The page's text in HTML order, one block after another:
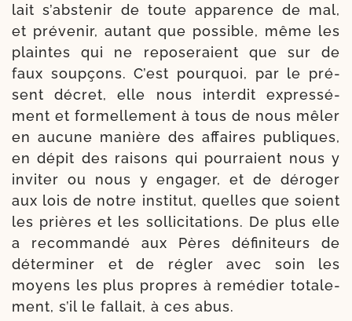
lait s’abs­te­nir de toute appa­rence de mal,
et pré­ve­nir, autant que pos­sible, même les
plaintes qui ne repo­se­raient que sur de
faux soup­çons. C’est pour­quoi, par le pré­
sent décret, elle nous inter­dit expres­sé­
ment et for­mel­le­ment à tous de nous mêler
en aucune manière des affaires publiques,
en dépit des rai­sons qui pour­raient nous y
invi­ter ou nous y enga­ger, et de déro­ger
aux lois de notre ins­ti­tut, quelles que soient
les prières et les sol­li­ci­ta­tions. De plus elle
a recom­man­dé aux Pères défi­ni­teurs de
déter­mi­ner et de régler avec soin les
moyens les plus propres à remé­dier tota­le­
ment, s’il le fal­lait, à ces abus.